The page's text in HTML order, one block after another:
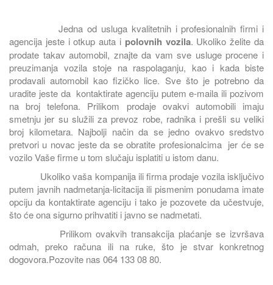
Jedna od usluga kvalitetnih i profesionalnih firmi i
agencija jeste i otkup auta i polovnih vozila. Ukoliko želite da
prodate takav automobil, znajte da vam sve usluge procene i
preuzimanja vozila stoje na raspolaganju, kao i kada biste
prodavali automobil kao fizičko lice. Sve što je potrebno da
uradite jeste da kontaktirate agenciju putem e-maila ili pozivom
na broj telefona. Prilikom prodaje ovakvi automobili imaju
smetnju jer su služili za prevoz robe, radnika i prešli su veliki
broj kilometara. Najbolji način da se jedno ovakvo sredstvo
pretvori u novac jeste da se obratite profesionalcima jer će se
vozilo Vaše firme u tom slučaju isplatiti u istom danu.
Ukoliko vaša kompanija ili firma prodaje vozila isključivo
putem javnih nadmetanja-licitacija ili pismenim ponudama imate
opciju da kontaktirate agenciju i tako je pozovete da učestvuje,
što će ona sigurno prihvatiti i javno se nadmetati.
Prilikom ovakvih transakcija plaćanje se izvršava
odmah, preko računa ili na ruke, što je stvar konkretnog
dogovora.Pozovite nas 064 133 08 80.